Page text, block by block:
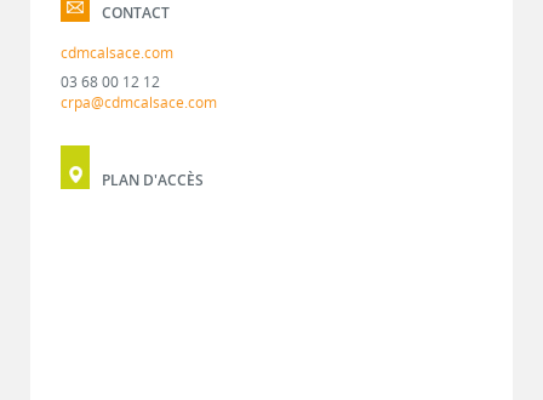
CONTACT
cdmcalsace.com
03 68 00 12 12
crpa@cdmcalsace.com
PLAN D'ACCÈS